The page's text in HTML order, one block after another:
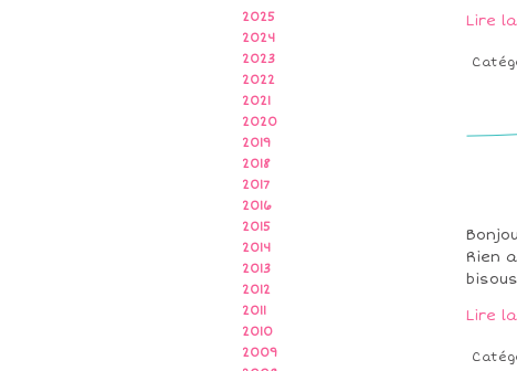
2025
2024
2023
2022
2021
2020
2019
2018
2017
2016
2015
2014
2013
2012
2011
2010
2009
Lire
Rien
Lire